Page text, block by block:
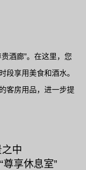
酒廊”。在这里，您
段享用美食和酒水。
客房用品，进一步提
中
享休息室”